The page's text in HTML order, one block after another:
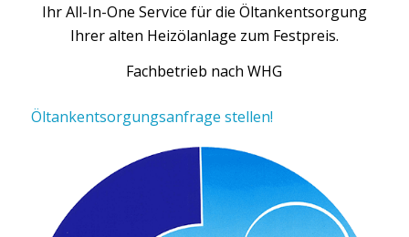
Ihr All-In-One Service für die Öltankentsorgung
Ihrer alten Heizölanlage zum Festpreis.
Fachbetrieb nach WHG
Öltankentsorgungsanfrage stellen!